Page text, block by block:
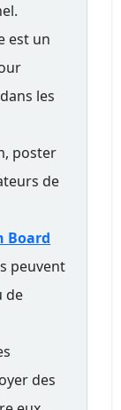
est un
les
poster
de
Board
peuvent
de
des